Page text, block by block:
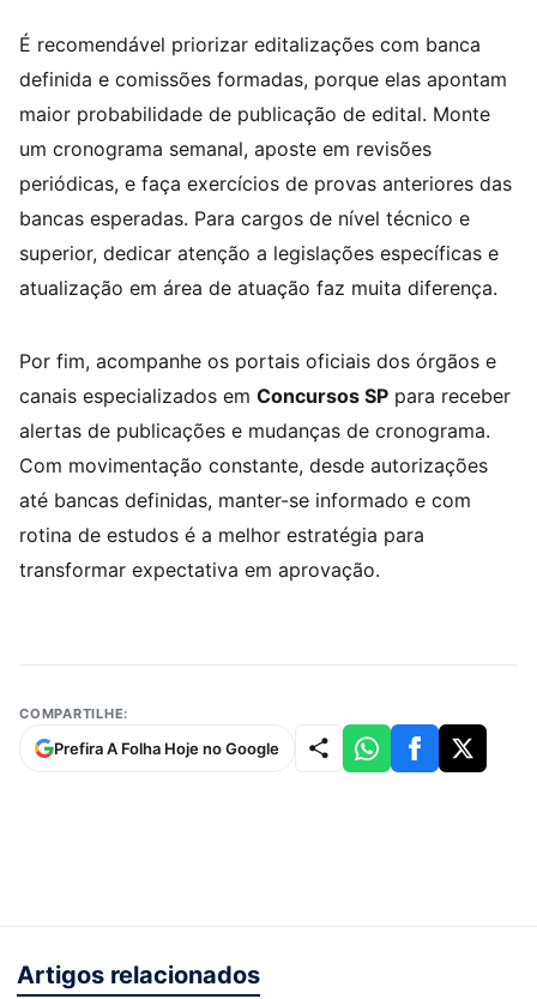
É recomendável priorizar editalizações com banca
definida e comissões formadas, porque elas apontam
maior probabilidade de publicação de edital. Monte
um cronograma semanal, aposte em revisões
periódicas, e faça exercícios de provas anteriores das
bancas esperadas. Para cargos de nível técnico e
superior, dedicar atenção a legislações específicas e
atualização em área de atuação faz muita diferença.
Por fim, acompanhe os portais oficiais dos órgãos e
canais especializados em Concursos SP para receber
alertas de publicações e mudanças de cronograma.
Com movimentação constante, desde autorizações
até bancas definidas, manter-se informado e com
rotina de estudos é a melhor estratégia para
transformar expectativa em aprovação.
COMPARTILHE:
Prefira A Folha Hoje no Google
Artigos relacionados